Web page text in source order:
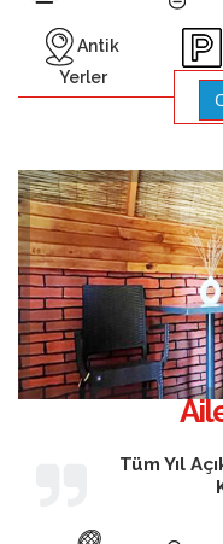
Antik
Yerler
Tüm Yıl